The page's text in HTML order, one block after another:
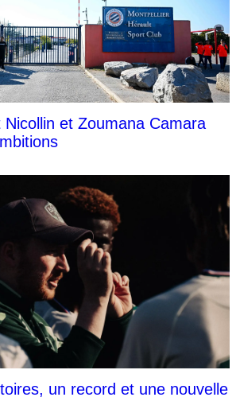
et Zoumana Camara
un record et une nouvelle